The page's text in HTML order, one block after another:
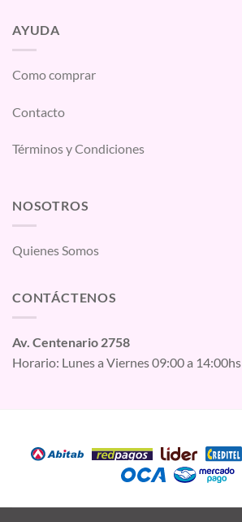
AYUDA
Como comprar
Contacto
Términos y Condiciones
NOSOTROS
Quienes Somos
CONTÁCTENOS
Av. Centenario 2758
Horario: Lunes a Viernes 09:00 a 14:00hs